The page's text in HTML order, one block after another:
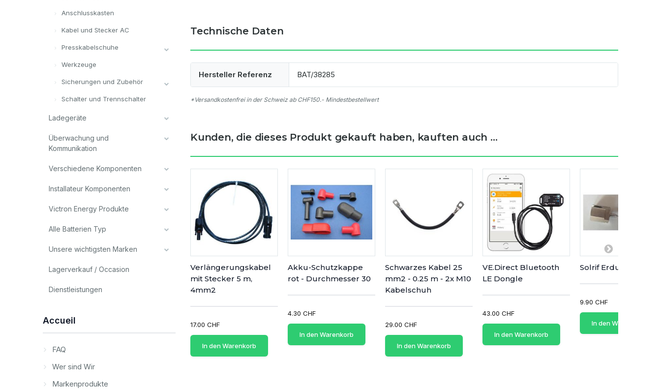
Anschlusskasten
Kabel und Stecker AC
Presskabelschuhe
Werkzeuge
Sicherungen und Zubehör
Schalter und Trennschalter
Ladegeräte
Überwachung und
Kommunikation
Verschiedene Komponenten
Installateur Komponenten
Victron Energy Produkte
Alle Batterien Typ
Unsere wichtigsten Marken
Lagerverkauf / Occasion
Dienstleistungen
Accueil
FAQ
Wer sind Wir
Markenprodukte
Technische Daten
Hersteller Referenz BAT/38285
*Versandkostenfrei in der Schweiz ab CHF150.- Mindestbestellwert
Kunden, die dieses Produkt gekauft haben, kauften auch ...
Verlängerungskabel
mit Stecker 5 m,
4mm2
17.00 CHF
In den Warenkorb
Akku-Schutzkappe
rot - Durchmesser 30
4.30 CHF
In den Warenkorb
Schwarzes Kabel 25
mm2 - 0.25 m - 2x M10
Kabelschuh
29.00 CHF
In den Warenkorb
VE.Direct Bluetooth
LE Dongle
43.00 CHF
In den Warenkorb
Solrif Erdungstecker
9.90 CHF
In den Warenkorb